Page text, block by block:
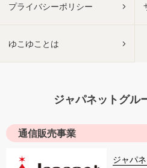
プライバシーポリシー
ゆこゆことは
ジャパネットグル
通信販売事業
ジャパ